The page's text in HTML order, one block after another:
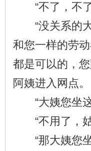
“不了，不了
“没关系的大
和您一样的劳
都是可以的，
阿姨进入网点。
“大姨您坐这
“不用了，姑
“那大姨您坐